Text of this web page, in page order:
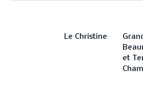
Le Christine
et